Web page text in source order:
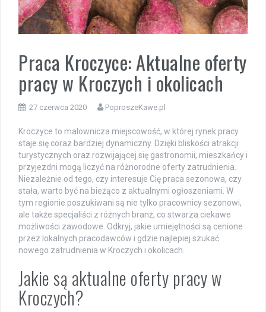
Praca Kroczyce: Aktualne oferty
pracy w Kroczych i okolicach
27 czerwca 2020 PoproszeKawe.pl
Kroczyce to malownicza miejscowość, w której rynek pracy
staje się coraz bardziej dynamiczny. Dzięki bliskości atrakcji
turystycznych oraz rozwijającej się gastronomii, mieszkańcy i
przyjezdni mogą liczyć na różnorodne oferty zatrudnienia.
Niezależnie od tego, czy interesuje Cię praca sezonowa, czy
stała, warto być na bieżąco z aktualnymi ogłoszeniami. W
tym regionie poszukiwani są nie tylko pracownicy sezonowi,
ale także specjaliści z różnych branż, co stwarza ciekawe
możliwości zawodowe. Odkryj, jakie umiejętności są cenione
przez lokalnych pracodawców i gdzie najlepiej szukać
nowego zatrudnienia w Kroczych i okolicach.
Jakie są aktualne oferty pracy w
Kroczych?